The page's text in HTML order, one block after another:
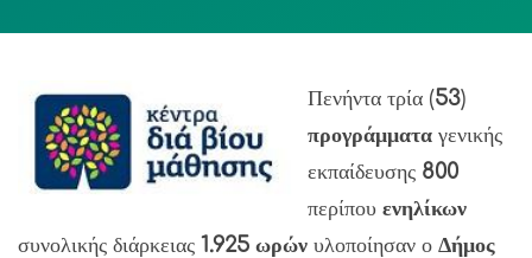
Πενήντα τρία (53)
προγράμματα γενικής
εκπαίδευσης 800
περίπου ενηλίκων
συνολικής διάρκειας 1.925 ωρών υλοποίησαν ο Δήμος